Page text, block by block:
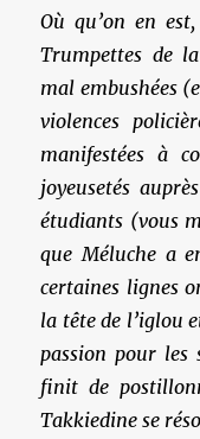
Où qu’on en
Trumpettes de
mal embushées
violences
manifestées à
joyeusetés
étudiants (vous
que Méluche a
certaines lignes
la tête de l’iglou
passion pour les
finit de
Takkiedine se